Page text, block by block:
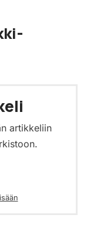
artikkeliin